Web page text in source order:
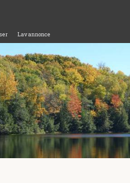
Lav annonce